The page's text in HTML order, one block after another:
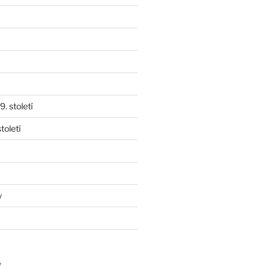
století